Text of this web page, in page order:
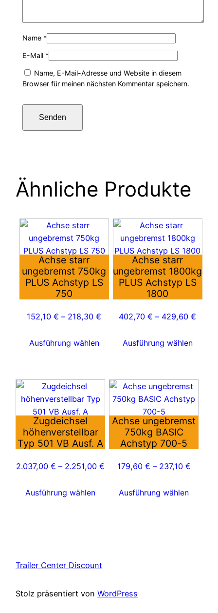
Name *
E-Mail *
Name, E-Mail-Adresse und Website in diesem
Browser für meinen nächsten Kommentar speichern.
Ähnliche Produkte
Achse starr
ungebremst 750kg
PLUS Achstyp LS
750
152,10€ – 218,30€
Ausführung wählen
Dieses
Produkt
weist
mehrere
Varianten
auf.
Die
Optionen
werden
Achse starr
ungebremst 1800kg
PLUS Achstyp LS
1800
402,70€ – 429,60€
Ausführung wählen
Dieses
Produkt
weist
mehrere
Varianten
auf.
Die
Optionen
werden
Zugdeichsel
höhenverstellbar
Typ 501 VB Ausf. A
2.037,00€ – 2.251,00€
Ausführung wählen
Dieses
Produkt
weist
mehrere
Varianten
auf.
Die
Optionen
Achse ungebremst
750kg BASIC
Achstyp 700-5
179,60 € – 237,10 €
Ausführung wählen
Dieses
Produkt
mehrere
Varianten
auf.
Die
Optionen
Trailer Center Discount
Stolz präsentiert von WordPress